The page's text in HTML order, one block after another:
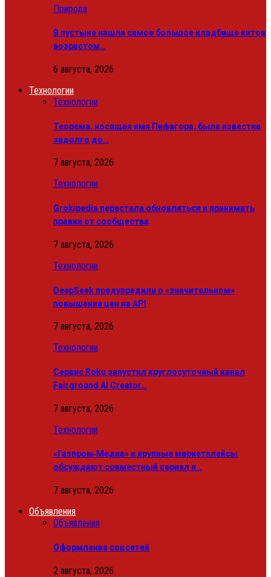
Природа
В пустыне нашли самое большое кладбище китов
возрастом…
6 августа, 2026
Технологии
Технологии
Теорема, носящая имя Пифагора, была известна
задолго до…
7 августа, 2026
Технологии
Grokipedia перестала обновляться и принимать
правки от сообщества
7 августа, 2026
Технологии
DeepSeek предупредили о «значительном»
повышении цен на API
7 августа, 2026
Технологии
Сервис Roku запустил круглосуточный канал
Fairground AI Creator…
7 августа, 2026
Технологии
«Газпром‑Медиа» и крупные маркетплейсы
обсуждают совместный сериал и…
7 августа, 2026
Объявления
Объявления
Оформление соцсетей
2 августа, 2026